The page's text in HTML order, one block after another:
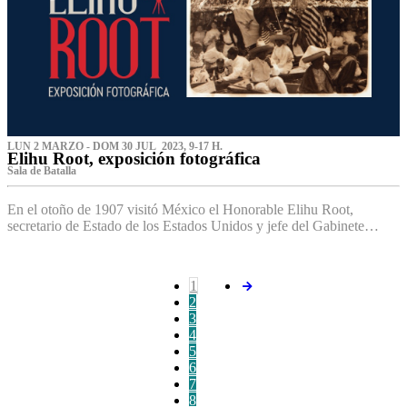
LUN 2 MARZO - DOM 30 JUL 2023, 9-17 H.
Elihu Root, exposición fotográfica
Sala de Batalla
En el otoño de 1907 visitó México el Honorable Elihu Root,
secretario de Estado de los Estados Unidos y jefe del Gabinete…
1
2
3
4
5
6
7
8